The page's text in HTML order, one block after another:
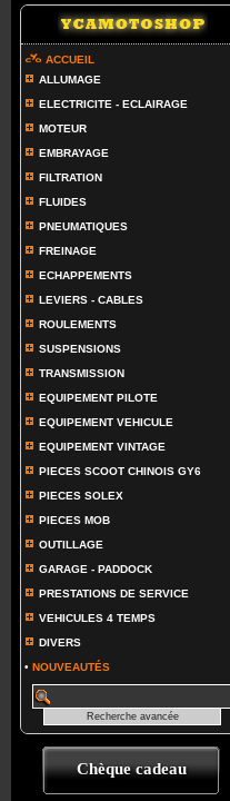
ACCUEIL
ALLUMAGE
ELECTRICITE - ECLAIRAGE
MOTEUR
EMBRAYAGE
FILTRATION
FLUIDES
PNEUMATIQUES
FREINAGE
ECHAPPEMENTS
LEVIERS - CABLES
ROULEMENTS
SUSPENSIONS
TRANSMISSION
EQUIPEMENT PILOTE
EQUIPEMENT VEHICULE
EQUIPEMENT VINTAGE
PIECES SCOOT CHINOIS GY6
PIECES SOLEX
PIECES MOB
OUTILLAGE
GARAGE - PADDOCK
PRESTATIONS DE SERVICE
VEHICULES 4 TEMPS
DIVERS
• NOUVEAUTÉS
Chèque cadeau